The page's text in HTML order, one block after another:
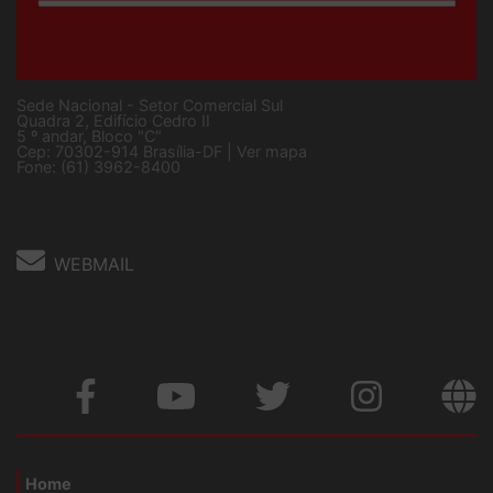
Sede Nacional - Setor Comercial Sul
Quadra 2, Edifício Cedro II
5 º andar, Bloco "C"
Cep: 70302-914 Brasília-DF | Ver mapa
Fone: (61) 3962-8400
WEBMAIL
Home